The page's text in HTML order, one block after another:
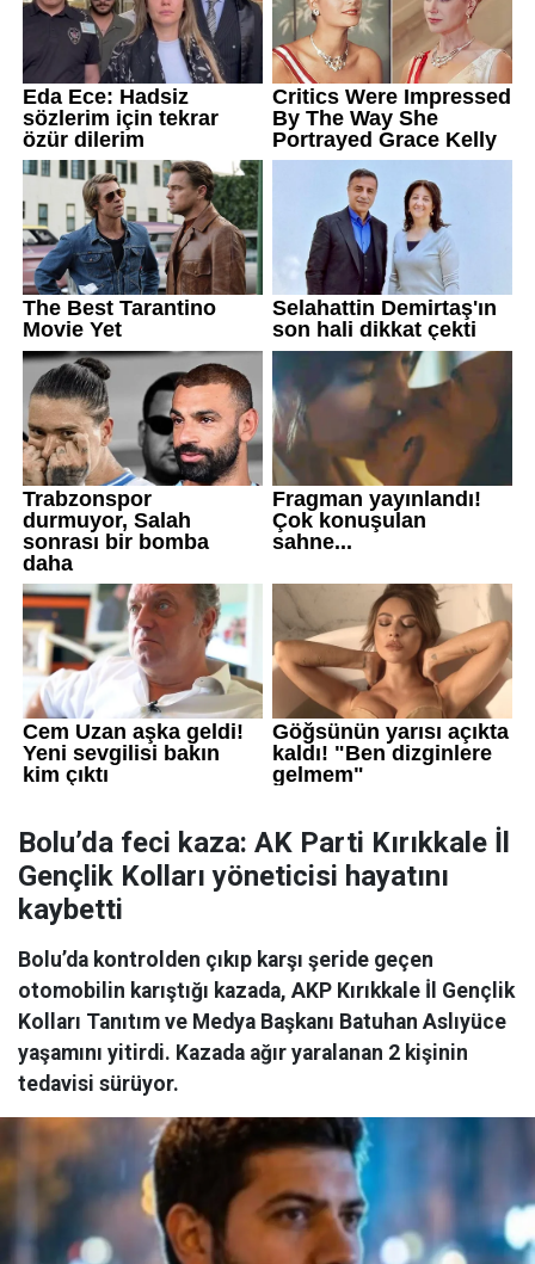
Bolu’da feci kaza: AK Parti Kırıkkale İl
Gençlik Kolları yöneticisi hayatını
kaybetti
Bolu’da kontrolden çıkıp karşı şeride geçen
otomobilin karıştığı kazada, AKP Kırıkkale İl Gençlik
Kolları Tanıtım ve Medya Başkanı Batuhan Aslıyüce
yaşamını yitirdi. Kazada ağır yaralanan 2 kişinin
tedavisi sürüyor.